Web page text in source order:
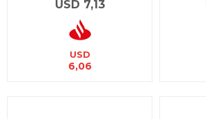
USD 7,13
USD
6,06